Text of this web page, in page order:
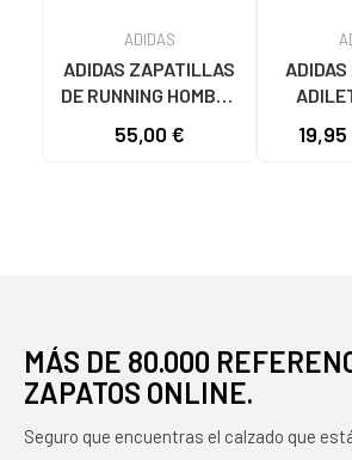
ADIDAS
ADIDAS ZAPATILLAS
DE RUNNING HOMBRE
GRIS VARIOS
55,00 €
MÁS DE 80.000
ZAPATOS ONLINE.
Seguro que encuentras el calzado que